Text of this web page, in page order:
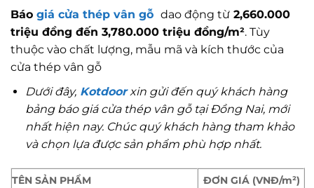
Báo giá cửa thép vân gỗ dao động từ 2,660.000
triệu đồng đến 3,780.000 triệu đồng/m². Tùy
thuộc vào chất lượng, mẫu mã và kích thước của
cửa thép vân gỗ
Dưới đây,Kotdoor xin gửi đến quý khách hàng
bảng báo giá cửa thép vân gỗ tại Đồng Nai, mới
nhất hiện nay. Chúc quý khách hàng tham khảo
và chọn lựa được sản phẩm phù hợp nhất.
TÊN SẢN PHẨM
ĐƠN GIÁ (VNĐ/m²)